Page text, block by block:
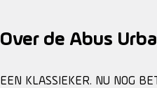
Over de Abus
EEN KLASSIEKER. NU NOG